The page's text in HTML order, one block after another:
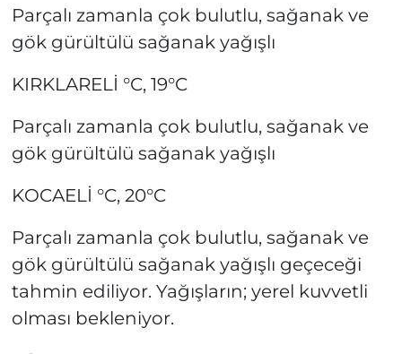
Parçalı zamanla çok bulutlu, sağanak ve
gök gürültülü sağanak yağışlı
KIRKLARELİ °C, 19°C
Parçalı zamanla çok bulutlu, sağanak ve
gök gürültülü sağanak yağışlı
KOCAELİ °C, 20°C
Parçalı zamanla çok bulutlu, sağanak ve
gök gürültülü sağanak yağışlı geçeceği
tahmin ediliyor. Yağışların; yerel kuvvetli
olması bekleniyor.